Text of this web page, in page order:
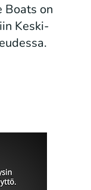
Boats on
Keski-